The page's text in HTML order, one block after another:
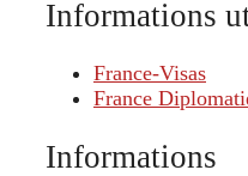
Informations
France-Visas
France
Informations